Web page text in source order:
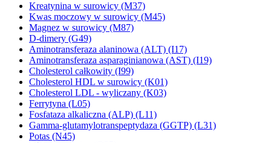
Kreatynina w surowicy (M37)
Kwas moczowy w surowicy (M45)
Magnez w surowicy (M87)
D-dimery (G49)
Aminotransferaza alaninowa (ALT) (I17)
Aminotransferaza asparaginianowa (AST) (I19)
Cholesterol całkowity (I99)
Cholesterol HDL w surowicy (K01)
Cholesterol LDL - wyliczany (K03)
Ferrytyna (L05)
Fosfataza alkaliczna (ALP) (L11)
Gamma-glutamylotranspeptydaza (GGTP) (L31)
Potas (N45)